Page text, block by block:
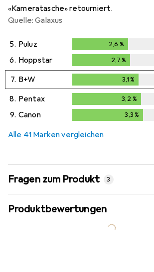
«Kameratasche» retourniert.
Quelle: Galaxus
5. Puluz 2,6 %
6. Hoppstar 2,7 %
7. B+W 3,1 %
8. Pentax 3,2 %
9. Canon 3,3 %
Alle 41 Marken vergleichen
Fragen zum Produkt 3
Produktbewertungen